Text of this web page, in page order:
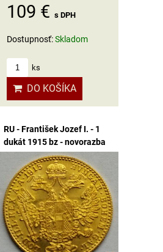
109 € s DPH
Dostupnosť:Skladom
ks
DO KOŠÍKA
RU - František Jozef I. - 1
dukát 1915 bz - novorazba